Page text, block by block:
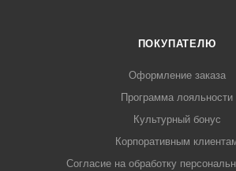
ПОКУПАТЕЛЮ
Оформление заказа
Программа лояльности
Культурный бонус
Корпоративным
Согласие на обработку